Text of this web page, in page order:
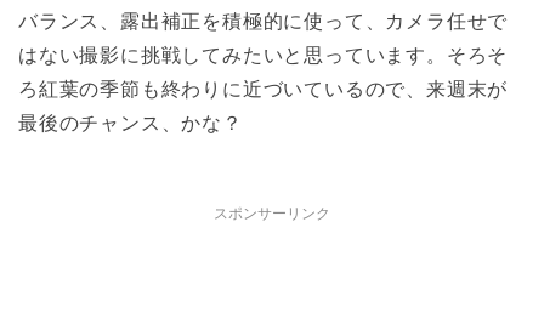
バランス、露出補正を積極的に使って、カメラ任せで
はない撮影に挑戦してみたいと思っています。そろそ
ろ紅葉の季節も終わりに近づいているので、来週末が
最後のチャンス、かな？
スポンサーリンク